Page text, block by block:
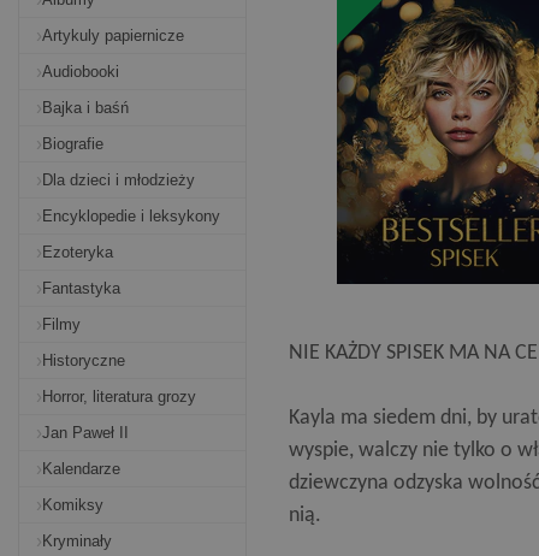
Artykuly papiernicze
Audiobooki
Bajka i baśń
Biografie
Dla dzieci i młodzieży
Encyklopedie i leksykony
Ezoteryka
Fantastyka
Filmy
Historyczne
Horror, literatura grozy
Jan Paweł II
Kalendarze
Komiksy
Kryminały
NIE KAŻDY SPISEK MA NA
Kayla ma siedem dni, by
wyspie, walczy nie tylko o
dziewczyna odzyska
nią.